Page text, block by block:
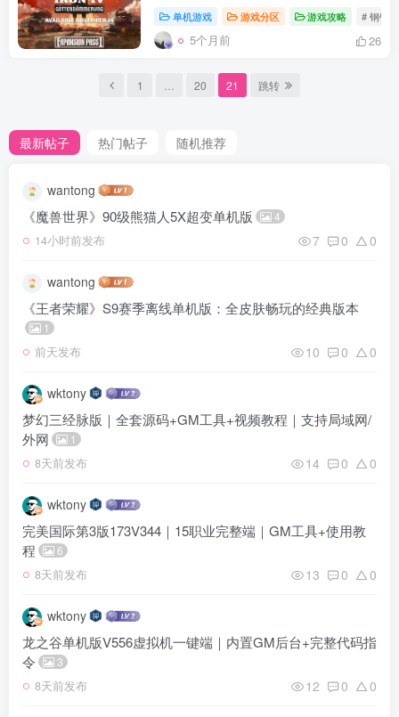
单机游戏 游戏分区 游戏攻略 # 钢铁
5个月前 26
1 20 21 跳转
最新帖子 热门帖子 随机推荐
wantong
《魔兽世界》90级熊猫人5X超变单机版 4
14小时前发布 7 0 0
wantong
《王者荣耀》S9赛季离线单机版：全皮肤畅玩的经典版本
1
前天发布 10 0 0
wktony
梦幻三经脉版｜全套源码+GM工具+视频教程｜支持局域网/
外网
1
8天前发布 14 0 0
wktony
完美国际第3版173V344｜15职业完整端｜GM工具+使用教
程
6
8天前发布 13 0 0
wktony
龙之谷单机版V556虚拟机一键端｜内置GM后台+完整代码指
令
3
8天前发布 12 0 0